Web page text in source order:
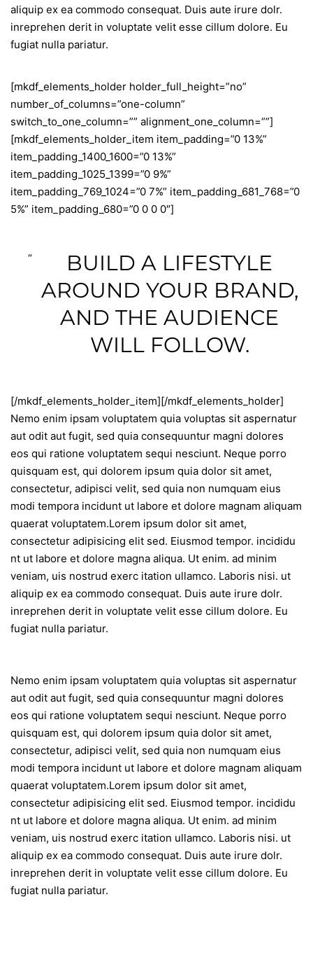
aliquip ex ea commodo consequat. Duis aute irure dolr.
inreprehen derit in voluptate velit esse cillum dolore. Eu
fugiat nulla pariatur.
[mkdf_elements_holder holder_full_height=”no”
number_of_columns=”one-column”
switch_to_one_column=”” alignment_one_column=””]
[mkdf_elements_holder_item item_padding=”0 13%”
item_padding_1400_1600=”0 13%”
item_padding_1025_1399=”0 9%”
item_padding_769_1024=”0 7%” item_padding_681_768=”0
5%” item_padding_680=”0 0 0 0″]
BUILD A LIFESTYLE
AROUND YOUR BRAND,
AND THE AUDIENCE
WILL FOLLOW.
[/mkdf_elements_holder_item][/mkdf_elements_holder]
Nemo enim ipsam voluptatem quia voluptas sit aspernatur
aut odit aut fugit, sed quia consequuntur magni dolores
eos qui ratione voluptatem sequi nesciunt. Neque porro
quisquam est, qui dolorem ipsum quia dolor sit amet,
consectetur, adipisci velit, sed quia non numquam eius
modi tempora incidunt ut labore et dolore magnam aliquam
quaerat voluptatem.Lorem ipsum dolor sit amet,
consectetur adipisicing elit sed. Eiusmod tempor. incididu
nt ut labore et dolore magna aliqua. Ut enim. ad minim
veniam, uis nostrud exerc itation ullamco. Laboris nisi. ut
aliquip ex ea commodo consequat. Duis aute irure dolr.
inreprehen derit in voluptate velit esse cillum dolore. Eu
fugiat nulla pariatur.
Nemo enim ipsam voluptatem quia voluptas sit aspernatur
aut odit aut fugit, sed quia consequuntur magni dolores
eos qui ratione voluptatem sequi nesciunt. Neque porro
quisquam est, qui dolorem ipsum quia dolor sit amet,
consectetur, adipisci velit, sed quia non numquam eius
modi tempora incidunt ut labore et dolore magnam aliquam
quaerat voluptatem.Lorem ipsum dolor sit amet,
consectetur adipisicing elit sed. Eiusmod tempor. incididu
nt ut labore et dolore magna aliqua. Ut enim. ad minim
veniam, uis nostrud exerc itation ullamco. Laboris nisi. ut
aliquip ex ea commodo consequat. Duis aute irure dolr.
inreprehen derit in voluptate velit esse cillum dolore. Eu
fugiat nulla pariatur.